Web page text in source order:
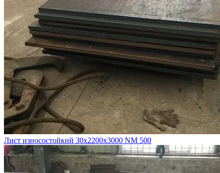
Лист износостойкий 30х2200х3000 NM 500